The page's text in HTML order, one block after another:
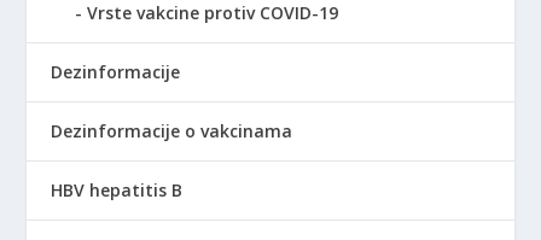
Vrste vakcine protiv COVID-19
Dezinformacije
Dezinformacije o vakcinama
HBV hepatitis B